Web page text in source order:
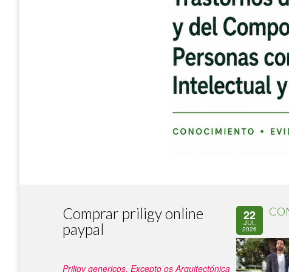
Comprar priligy online
paypal
Priligy genericos. Excepto os Arquitectónica
22
JUL
2026